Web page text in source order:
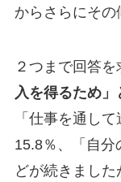
からさらにその
２つまで回答を
入を得るため
「仕事を通し
15.8％、「自分
どが続きまし